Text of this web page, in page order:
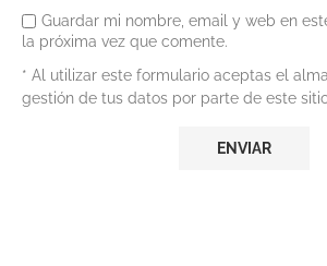
Guardar mi nombre, email y web en
la próxima vez que comente.
* Al utilizar este formulario aceptas el
gestión de tus datos por parte de este